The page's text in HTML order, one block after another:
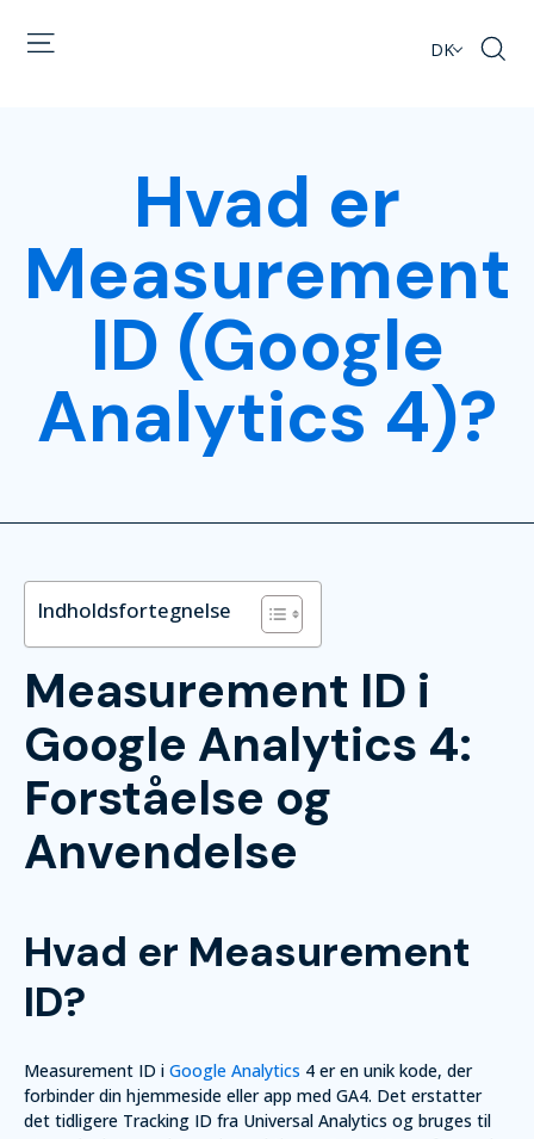
DK
Hvad er
Measurement
ID (Google
Analytics 4)?
Indholdsfortegnelse
Measurement ID i
Google Analytics 4:
Forståelse og
Anvendelse
Hvad er Measurement
ID?
Measurement ID i Google Analytics 4 er en unik kode, der
forbinder din hjemmeside eller app med GA4. Det erstatter
det tidligere Tracking ID fra Universal Analytics og bruges til